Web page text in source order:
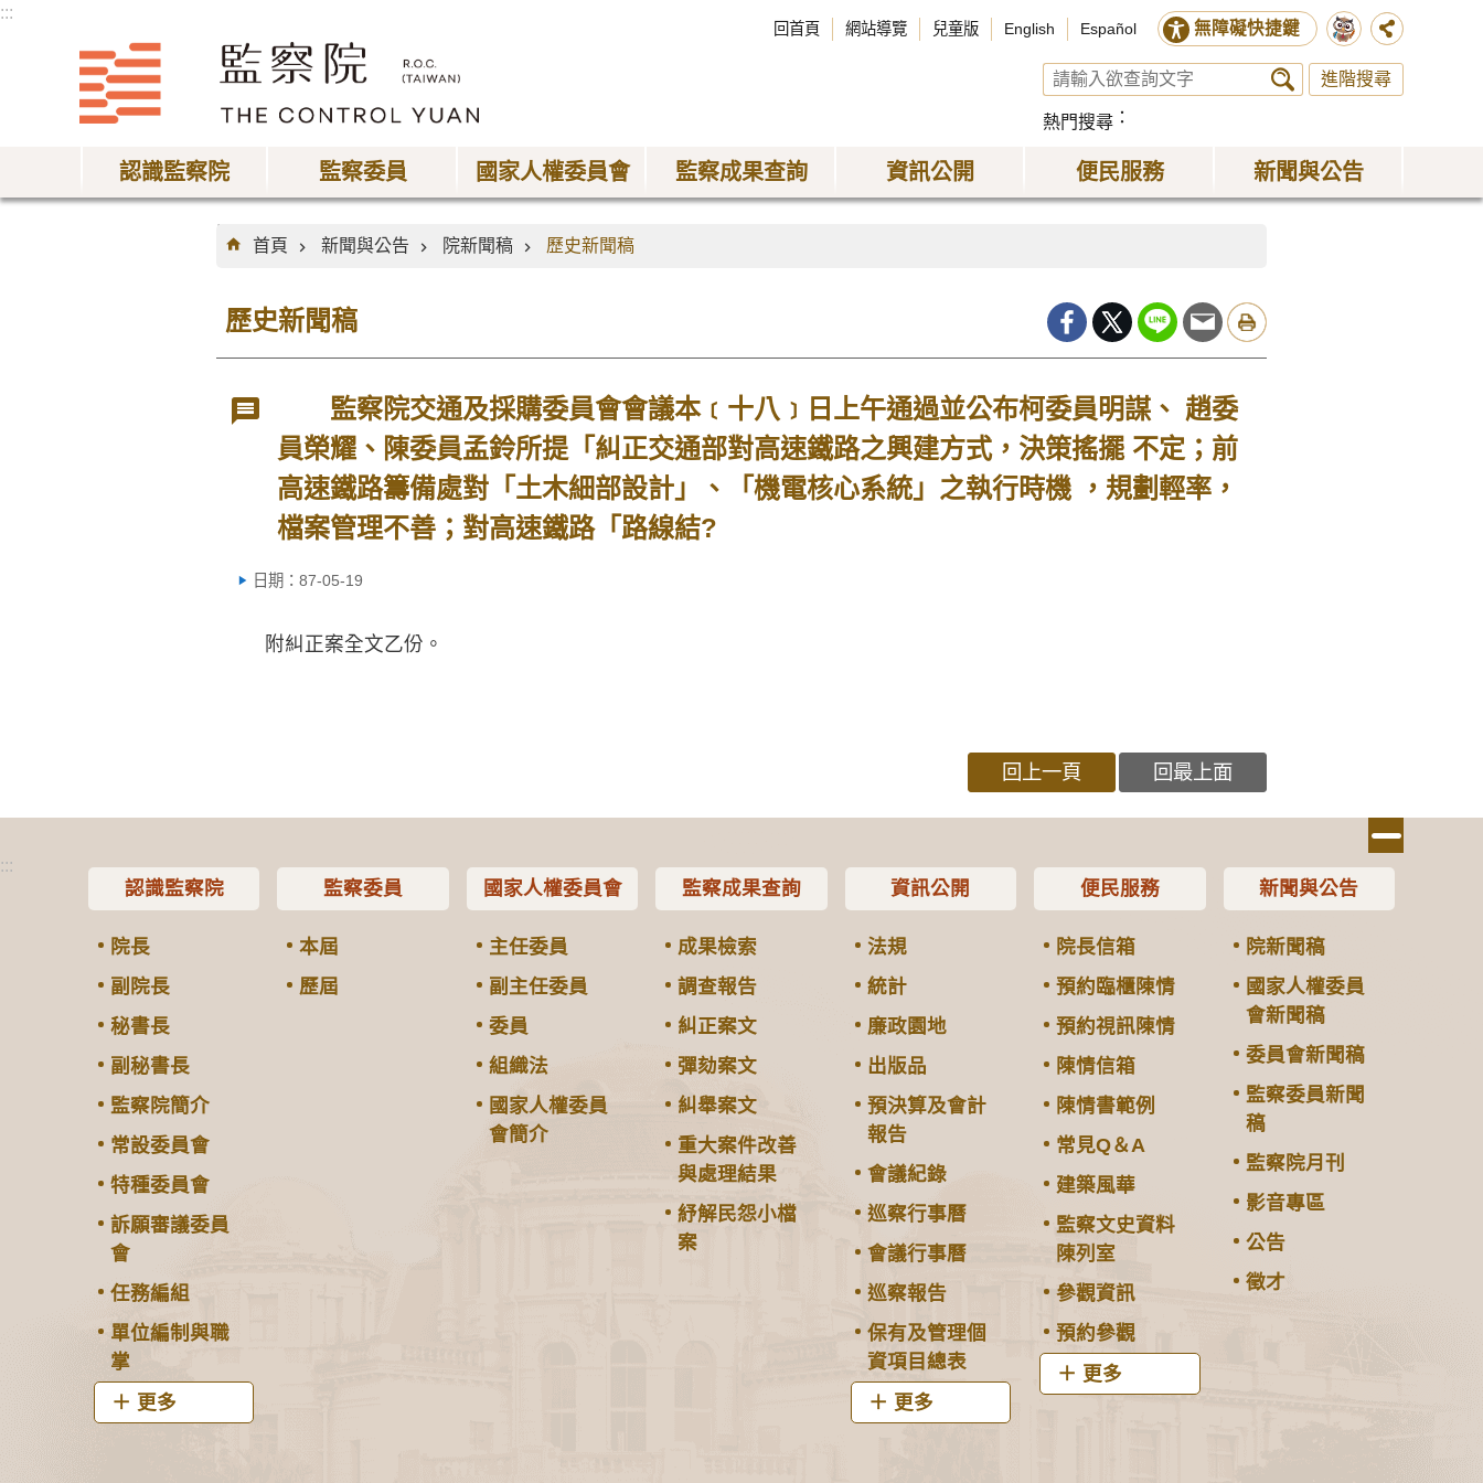
:::
回首頁 網站導覽 兒童版 English Español 無障礙快捷鍵
進階搜尋
熱門搜尋
認識監察院 監察委員 國家人權委員會 監察成果查詢 資訊公開 便民服務 新聞與公告
:::
首頁
新聞與公告 院新聞稿 歷史新聞稿
歷史新聞稿
監察院交通及採購委員會會議本﹝十八﹞日上午通過並公布柯委員明謀、 趙委
員榮耀、陳委員孟鈴所提「糾正交通部對高速鐵路之興建方式，決策搖擺 不定；前
高速鐵路籌備處對「土木細部設計」、「機電核心系統」之執行時機 ，規劃輕率，
檔案管理不善；對高速鐵路「路線結?
日期：87-05-19
附糾正案全文乙份。
回上一頁 回最上面
:::
認識監察院
院長
副院長
秘書長
副秘書長
監察院簡介
常設委員會
特種委員會
訴願審議委員
會
任務編組
單位編制與職
掌
更多
監察委員
本屆
歷屆
國家人權委員會
主任委員
副主任委員
委員
組織法
國家人權委員
會簡介
監察成果查詢
成果檢索
調查報告
糾正案文
彈劾案文
糾舉案文
重大案件改善
與處理結果
紓解民怨小檔
案
資訊公開
法規
統計
廉政園地
出版品
預決算及會計
報告
會議紀錄
巡察行事曆
會議行事曆
巡察報告
保有及管理個
資項目總表
更多
便民服務
院長信箱
預約臨櫃陳情
預約視訊陳情
陳情信箱
陳情書範例
常見Q＆A
建築風華
監察文史資料
陳列室
參觀資訊
預約參觀
更多
新聞與公告
院新聞稿
國家人權委員
會新聞稿
委員會新聞稿
監察委員新聞
稿
監察院月刊
影音專區
公告
徵才